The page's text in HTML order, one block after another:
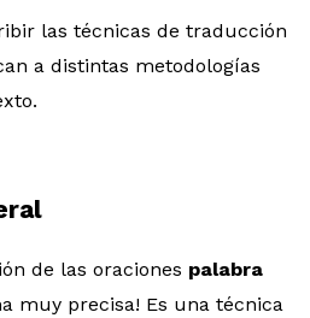
las técnicas de traducción
a distintas metodologías
de las oraciones palabra
muy precisa! Es una técnica